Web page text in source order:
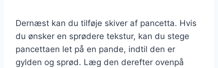
Dernæst kan du tilføje skiver af pancetta. Hvis
du ønsker en sprødere tekstur, kan du stege
pancettaen let på en pande, indtil den er
gylden og sprød. Læg den derefter ovenpå